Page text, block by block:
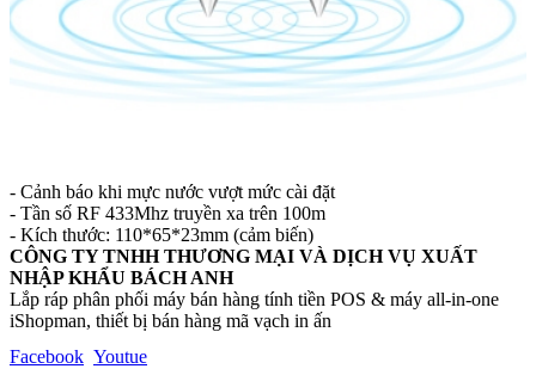
- Cảnh báo khi mực nước vượt mức cài đặt
- Tần số RF 433Mhz truyền xa trên 100m
- Kích thước: 110*65*23mm (cảm biến)
CÔNG TY TNHH THƯƠNG MẠI VÀ DỊCH VỤ XUẤT
NHẬP KHẨU BÁCH ANH
Lắp ráp phân phối máy bán hàng tính tiền POS & máy all-in-one
iShopman, thiết bị bán hàng mã vạch in ấn
Facebook Youtue